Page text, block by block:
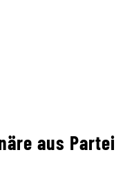
aus Partei